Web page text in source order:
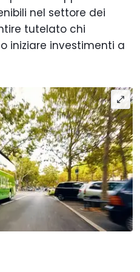
nel settore dei
tutelato chi
iniziare investimenti a